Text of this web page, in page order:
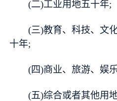
(二)工业用地五十年;
(三)教育、科技、文
十年;
(四)商业、旅游、娱
(五)综合或者其他用